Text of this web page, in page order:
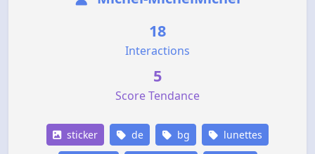
18
Interactions
5
Score Tendance
sticker de bg lunettes